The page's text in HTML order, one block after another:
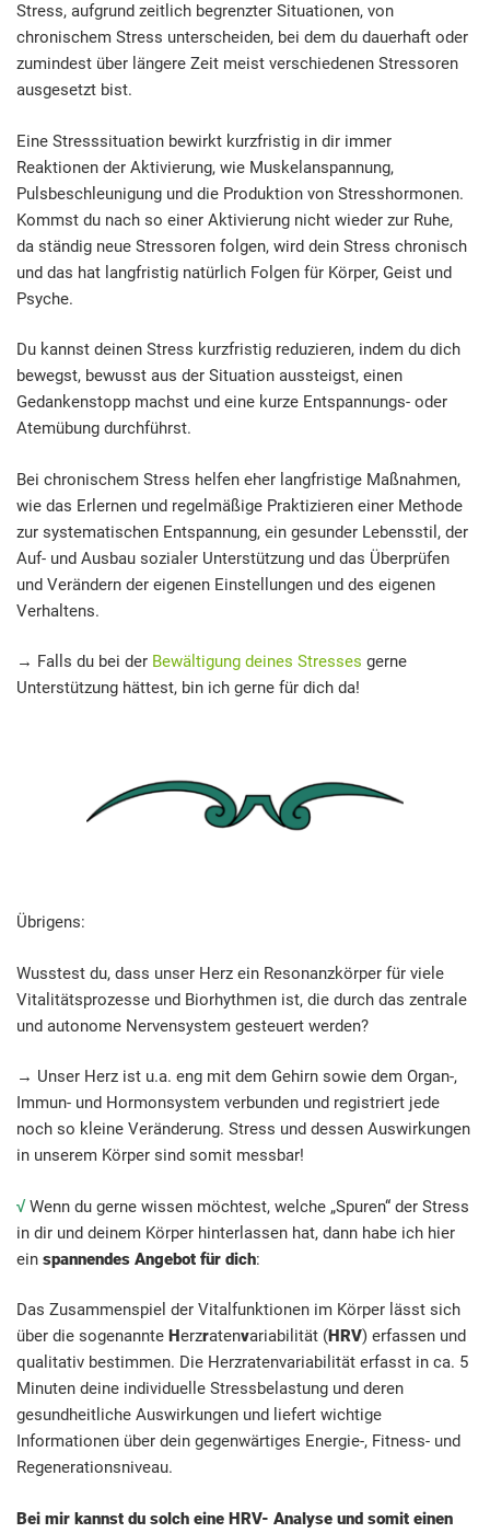
Stress, aufgrund zeitlich begrenzter Situationen, von
chronischem Stress unterscheiden, bei dem du dauerhaft oder
zumindest über längere Zeit meist verschiedenen Stressoren
ausgesetzt bist.
Eine Stresssituation bewirkt kurzfristig in dir immer
Reaktionen der Aktivierung, wie Muskelanspannung,
Pulsbeschleunigung und die Produktion von Stresshormonen.
Kommst du nach so einer Aktivierung nicht wieder zur Ruhe,
da ständig neue Stressoren folgen, wird dein Stress chronisch
und das hat langfristig natürlich Folgen für Körper, Geist und
Psyche.
Du kannst deinen Stress kurzfristig reduzieren, indem du dich
bewegst, bewusst aus der Situation aussteigst, einen
Gedankenstopp machst und eine kurze Entspannungs- oder
Atemübung durchführst.
Bei chronischem Stress helfen eher langfristige Maßnahmen,
wie das Erlernen und regelmäßige Praktizieren einer Methode
zur systematischen Entspannung, ein gesunder Lebensstil, der
Auf- und Ausbau sozialer Unterstützung und das Überprüfen
und Verändern der eigenen Einstellungen und des eigenen
Verhaltens.
→ Falls du bei der Bewältigung deines Stresses gerne
Unterstützung hättest, bin ich gerne für dich da!
Übrigens:
Wusstest du, dass unser Herz ein Resonanzkörper für viele
Vitalitätsprozesse und Biorhythmen ist, die durch das zentrale
und autonome Nervensystem gesteuert werden?
→ Unser Herz ist u.a. eng mit dem Gehirn sowie dem Organ-,
Immun- und Hormonsystem verbunden und registriert jede
noch so kleine Veränderung. Stress und dessen Auswirkungen
in unserem Körper sind somit messbar!
√ Wenn du gerne wissen möchtest, welche „Spuren“ der Stress
in dir und deinem Körper hinterlassen hat, dann habe ich hier
ein spannendes Angebot für dich:
Das Zusammenspiel der Vitalfunktionen im Körper lässt sich
über die sogenannte Herzratenvariabilität (HRV) erfassen und
qualitativ bestimmen. Die Herzratenvariabilität erfasst in ca. 5
Minuten deine individuelle Stressbelastung und deren
gesundheitliche Auswirkungen und liefert wichtige
Informationen über dein gegenwärtiges Energie-, Fitness- und
Regenerationsniveau.
Bei mir kannst du solch eine HRV- Analyse und somit einen